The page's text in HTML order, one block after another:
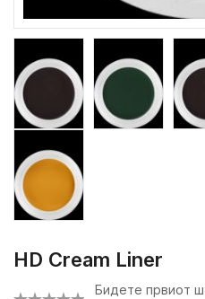
HD Cream Liner
Бидете првиот